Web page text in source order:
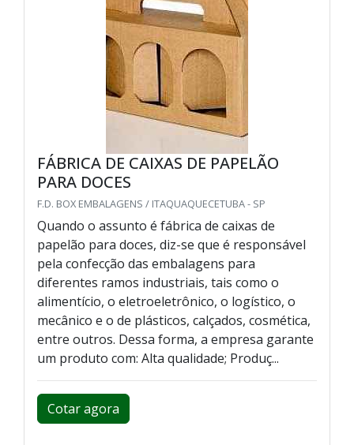
FÁBRICA DE CAIXAS DE PAPELÃO
PARA DOCES
F.D. BOX EMBALAGENS / ITAQUAQUECETUBA - SP
Quando o assunto é fábrica de caixas de
papelão para doces, diz-se que é responsável
pela confecção das embalagens para
diferentes ramos industriais, tais como o
alimentício, o eletroeletrônico, o logístico, o
mecânico e o de plásticos, calçados, cosmética,
entre outros. Dessa forma, a empresa garante
um produto com: Alta qualidade; Produç...
Cotar agora